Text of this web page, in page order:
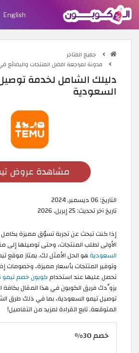
English
جميع المتاجر
مدونة لمراجعة افضل المنتجات والبضائع
دليلك الشامل لخدمة
السعودية
مشاهدة عروض
التاريخ:06 ديسمبر, 2024
تاريخ آخر تحديث:25 إبريل, 2026
إذا كنت تبحث عن تجربة تسوّق مميزة بكامل
الأولى لطلب المنتجات، وحتى توصيلها إلى
السعوديةهو الحل الأمثل لك. يمتاز موقع
تحصل عليها عند استخدام كوبون خصم تيمو 2026
يزوِّدك فريق الكوبون في هذا المقال
توصيل تيمو السعودية، بما في ذلك طرق
المتوقعة. تابع القراءة لمزيد من التفاصيل!
خصم 30%